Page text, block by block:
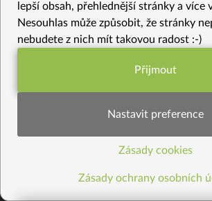
Křupavé tofu s restovanou zeleninou, žampiony a
Nakládaná cuketa – kvašáky
Mrkvovo-dýňová krémová polévka
Osvěžující čaj s citronovými bylinkami
Meruňky a jablka v citrónovém želé
Mrkváček do skleničky: vyladěný recept na
lepší obsah, přehlednější stránky a více
Nesouhlas může způsobit, že stránky
nebudete z nich mít takovou radost :-)
Funkční nastavení potřebujeme
Statistiky pro lepší obsah
Přijmout
Nastavit preference
Zásady cookies
Zásady ochrany osobních